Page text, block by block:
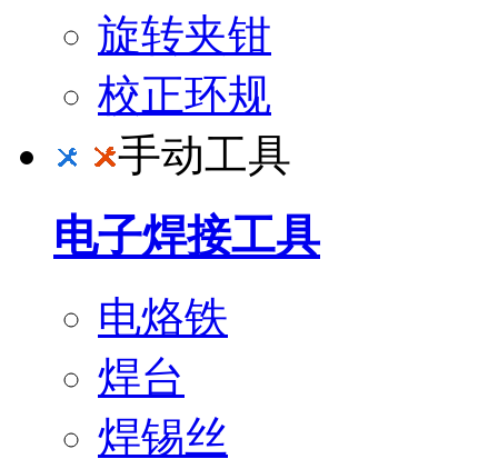
旋转夹钳
校正环规
手动工具
电子焊接工具
电烙铁
焊台
焊锡丝